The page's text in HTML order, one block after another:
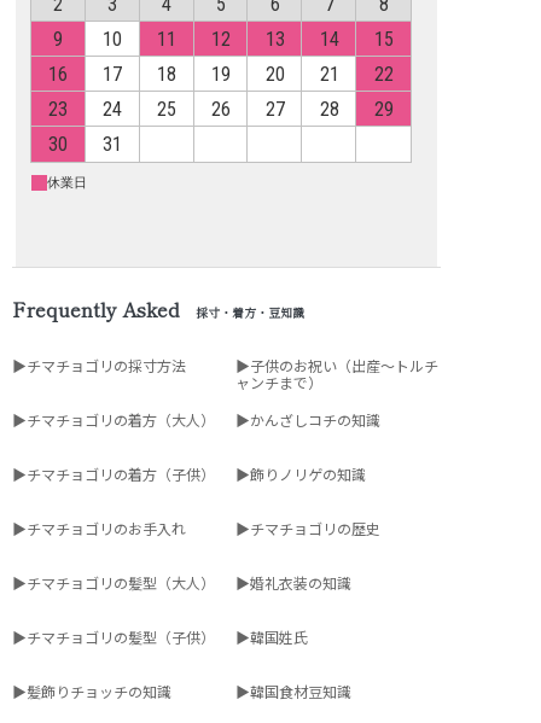
Frequently Asked 採寸・着方・豆知識
▶チマチョゴリの採寸方法
▶子供のお祝い（出産～トルチ
ャンチまで）
▶チマチョゴリの着方（大人）
▶かんざしコチの知識
▶チマチョゴリの着方（子供） ▶飾りノリゲの知識
▶チマチョゴリのお手入れ ▶チマチョゴリの歴史
▶チマチョゴリの髪型（大人） ▶婚礼衣装の知識
▶チマチョゴリの髪型（子供） ▶韓国姓氏
▶髪飾りチョッチの知識 ▶韓国食材豆知識